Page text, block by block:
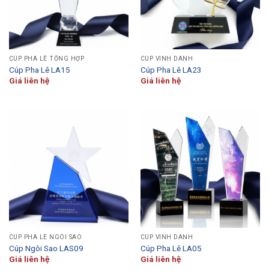
CÚP PHA LÊ TỔNG HỢP
Cúp Pha Lê LA15
Giá liên hệ
CÚP VINH DANH
Cúp Pha Lê LA23
Giá liên hệ
CÚP PHA LÊ NGÔI SAO
Cúp Ngôi Sao LAS09
Giá liên hệ
CÚP VINH DANH
Cúp Pha Lê LA05
Giá liên hệ